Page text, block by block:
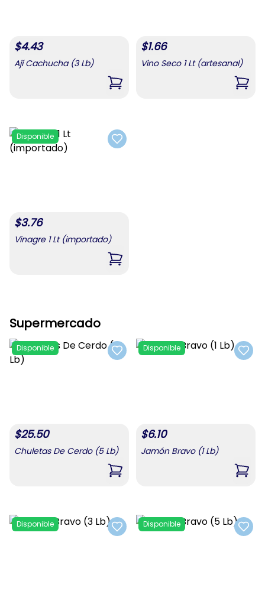
$4.43
Ají Cachucha (3 Lb)
,Ají Cachucha (3 Lb)
$1.66
Vino Seco 1 Lt (artesanal)
,
Add to favorites
Disponible
$3.76
Vinagre 1 Lt (importado)
,Vinagre 1 Lt (importado)
Supermercado
Add to favorites
Disponible
$25.50
Chuletas De Cerdo (5 Lb)
,Chuletas De Cerdo (5 Lb)
Add
Disponible
$6.10
Jamón Bravo (1 Lb)
,
Add to favorites
Disponible
Add
Disponible